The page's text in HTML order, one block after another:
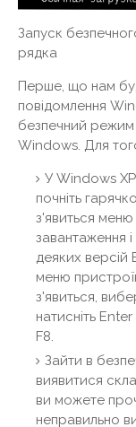
Запуск
рядка
Перше, що нам
повідомлення
безпечний
Windows. Для
У Windows XP
почніть
з'явиться меню
завантаження
деяких версій
меню
з'явиться,
натисніть
F8.
Зайти в
виявитися
ви можете
неправильно